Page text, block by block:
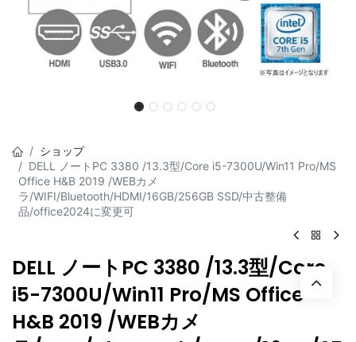
ショップ
DELL ノートPC 3380 /13.3型/Core i5-7300U/Win11 Pro/MS
Office H&B 2019 /WEBカメ
ラ/WIFI/Bluetooth/HDMI/16GB/256GB SSD/中古整備
品/office2024に変更可
DELL ノートPC 3380 /13.3型/Core
i5-7300U/Win11 Pro/MS Office
H&B 2019 /WEBカメ